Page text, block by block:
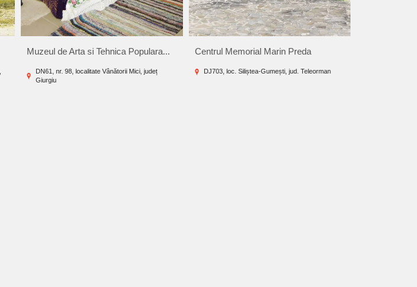
Muzeul de Arta si Tehnica Populara...
DN61, nr. 98, localitate Vânătorii Mici, județ
Giurgiu
Centrul Memorial Marin Preda
DJ703, loc. Siliștea-Gumești, jud. Teleorman